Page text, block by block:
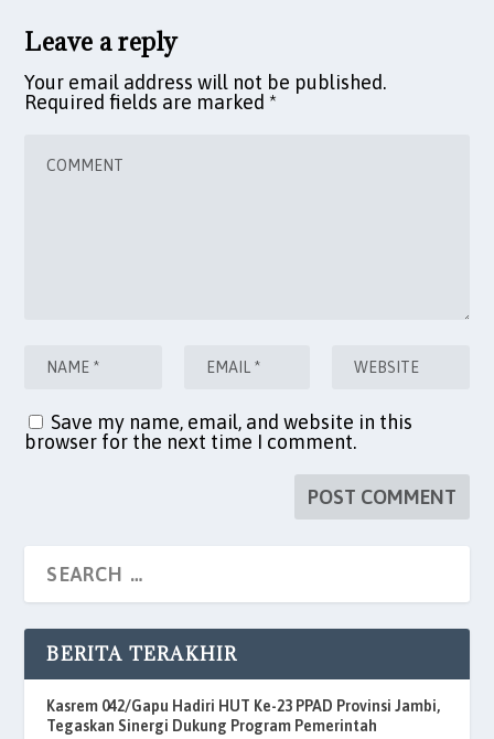
Leave a reply
Your email address will not be published.
Required fields are marked *
Save my name, email, and website in this
browser for the next time I comment.
BERITA TERAKHIR
Kasrem 042/Gapu Hadiri HUT Ke-23 PPAD Provinsi Jambi,
Tegaskan Sinergi Dukung Program Pemerintah